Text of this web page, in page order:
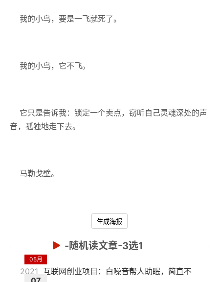
我的小鸟，要是一飞就死了。
我的小鸟，它不飞。
它只是告诉我：锁定一个卖点，窃听自己灵魂深处的声
音，孤独地走下去。
马勒戈壁。
生成海报
-随机读文章-3选1
05月
2021 互联网创业项目：白噪音帮人助眠，简直不